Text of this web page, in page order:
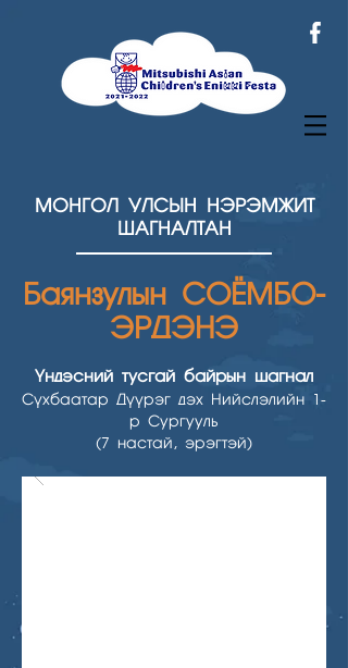
МОНГОЛ УЛСЫН НЭРЭМЖИТ
ШАГНАЛТАН
Баянзулын СОЁМБО-
ЭРДЭНЭ
Үндэсний тусгай байрын шагнал
Сүхбаатар Дүүрэг дэх Нийслэлийн 1-
р Сургууль
(7 настай, эрэгтэй)